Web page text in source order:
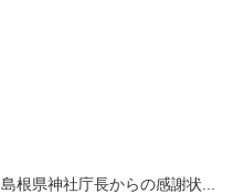
島根県神社庁長からの感謝状...